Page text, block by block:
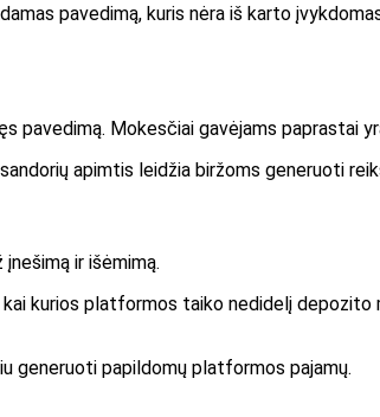
pavedimą, kuris nėra iš karto
pavedimą. Mokesčiai gavėjams paprastai
apimtis leidžia biržoms generuoti
ir išėmimą.
kurios platformos taiko nedidelį
generuoti papildomų platformos pajamų.